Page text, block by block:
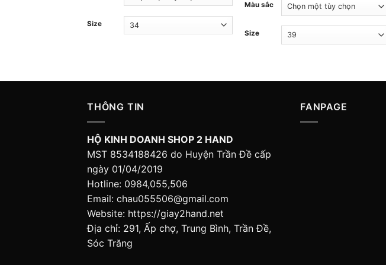
Size
Màu sắc
Size
THÔNG TIN
HỘ KINH DOANH SHOP 2 HAND
MST 8534188426 do Huyện Trần Đề cấp
ngày 01/04/2019
Hotline: 0984,055,506
Email: chau055506@gmail.com
Website: https://giay2hand.net
Địa chỉ: 291, Ấp chợ, Trung Bình, Trần Đề,
Sóc Trăng
FANPAGE